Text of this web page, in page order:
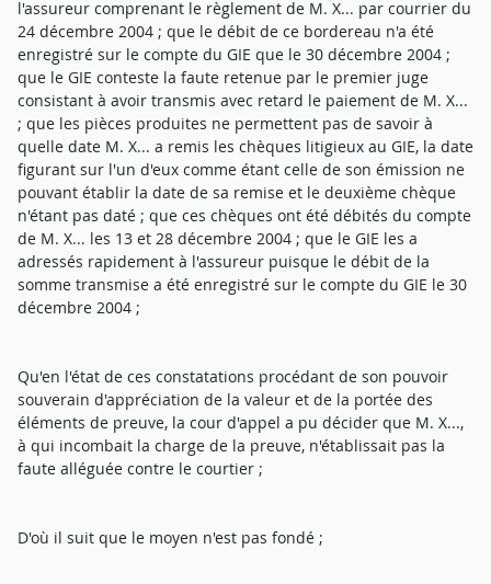
l'assureur comprenant le règlement de M. X... par courrier du
24 décembre 2004 ; que le débit de ce bordereau n'a été
enregistré sur le compte du GIE que le 30 décembre 2004 ;
que le GIE conteste la faute retenue par le premier juge
consistant à avoir transmis avec retard le paiement de M. X...
; que les pièces produites ne permettent pas de savoir à
quelle date M. X... a remis les chèques litigieux au GIE, la date
figurant sur l'un d'eux comme étant celle de son émission ne
pouvant établir la date de sa remise et le deuxième chèque
n'étant pas daté ; que ces chèques ont été débités du compte
de M. X... les 13 et 28 décembre 2004 ; que le GIE les a
adressés rapidement à l'assureur puisque le débit de la
somme transmise a été enregistré sur le compte du GIE le 30
décembre 2004 ;
Qu'en l'état de ces constatations procédant de son pouvoir
souverain d'appréciation de la valeur et de la portée des
éléments de preuve, la cour d'appel a pu décider que M. X...,
à qui incombait la charge de la preuve, n'établissait pas la
faute alléguée contre le courtier ;
D'où il suit que le moyen n'est pas fondé ;